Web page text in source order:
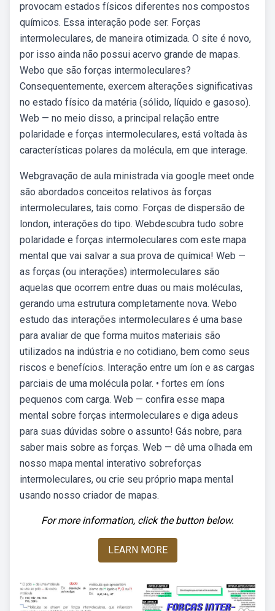
provocam estados físicos diferentes nos compostos
químicos. Essa interação pode ser. Forças
intermoleculares, de maneira otimizada. O site é novo,
por isso ainda não possui acervo grande de mapas.
Webo que são forças intermoleculares?
Consequentemente, exercem alterações significativas
no estado físico da matéria (sólido, líquido e gasoso).
Web — no meio disso, a principal relação entre
polaridade e forças intermoleculares, está voltada às
características polares da molécula, em que interage.
Webgravação de aula ministrada via google meet onde
são abordados conceitos relativos às forças
intermoleculares, tais como: Forças de dispersão de
london, interações do tipo. Webdescubra tudo sobre
polaridade e forças intermoleculares com este mapa
mental que vai salvar a sua prova de química! Web —
as forças (ou interações) intermoleculares são
aquelas que ocorrem entre duas ou mais moléculas,
gerando uma estrutura completamente nova. Webo
estudo das interações intermoleculares é uma base
para avaliar de que forma muitos materiais são
utilizados na indústria e no cotidiano, bem como seus
riscos e benefícios. Interação entre um íon e as cargas
parciais de uma molécula polar. • fortes em íons
pequenos com carga. Web — confira esse mapa
mental sobre forças intermoleculares e diga adeus
para suas dúvidas sobre o assunto! Gás nobre, para
saber mais sobre as forças. Web — dê uma olhada em
nosso mapa mental interativo sobreforças
intermoleculares, ou crie seu próprio mapa mental
usando nosso criador de mapas.
For more information, click the button below.
LEARN MORE